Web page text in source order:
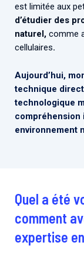
est limitée aux
d’étudier des
naturel, comme
cellulaires.
Aujourd’hui,
technique
technologique
compréhension
environnement
Quel a été
comment
expertise